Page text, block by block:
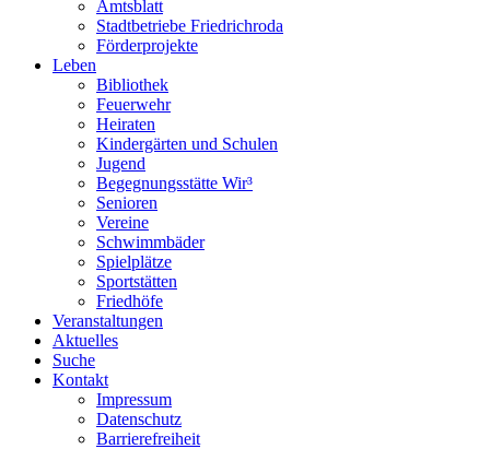
Amtsblatt
Stadtbetriebe Friedrichroda
Förderprojekte
Leben
Bibliothek
Feuerwehr
Heiraten
Kindergärten und Schulen
Jugend
Begegnungsstätte Wir³
Senioren
Vereine
Schwimmbäder
Spielplätze
Sportstätten
Friedhöfe
Veranstaltungen
Aktuelles
Suche
Kontakt
Impressum
Datenschutz
Barrierefreiheit